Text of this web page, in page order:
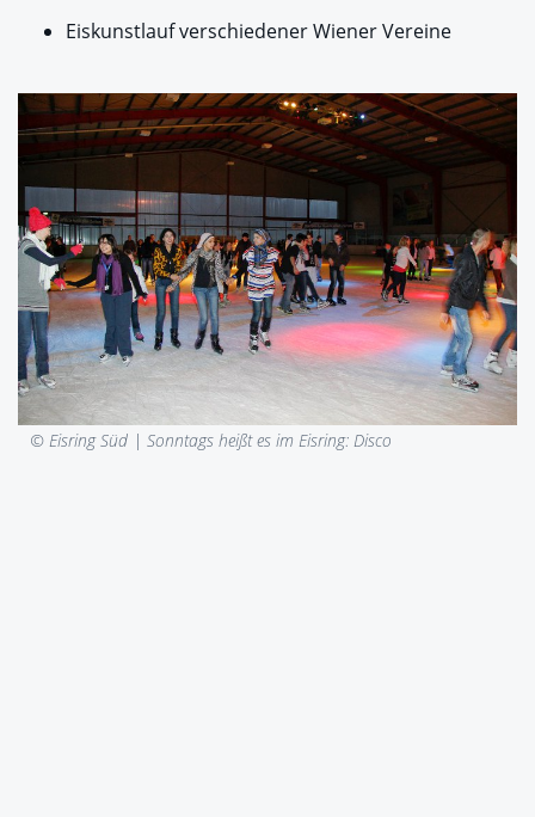
Eiskunstlauf verschiedener Wiener Vereine
© Eisring Süd | Sonntags heißt es im Eisring: Disco